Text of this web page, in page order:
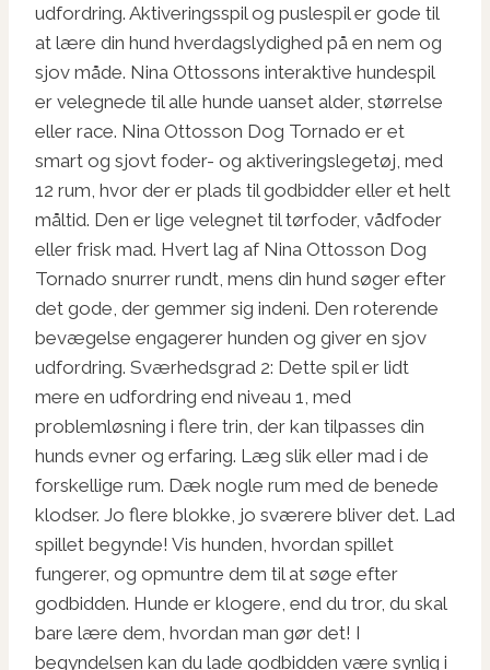
udfordring. Aktiveringsspil og puslespil er gode til
at lære din hund hverdagslydighed på en nem og
sjov måde. Nina Ottossons interaktive hundespil
er velegnede til alle hunde uanset alder, størrelse
eller race. Nina Ottosson Dog Tornado er et
smart og sjovt foder- og aktiveringslegetøj, med
12 rum, hvor der er plads til godbidder eller et helt
måltid. Den er lige velegnet til tørfoder, vådfoder
eller frisk mad. Hvert lag af Nina Ottosson Dog
Tornado snurrer rundt, mens din hund søger efter
det gode, der gemmer sig indeni. Den roterende
bevægelse engagerer hunden og giver en sjov
udfordring. Sværhedsgrad 2: Dette spil er lidt
mere en udfordring end niveau 1, med
problemløsning i flere trin, der kan tilpasses din
hunds evner og erfaring. Læg slik eller mad i de
forskellige rum. Dæk nogle rum med de benede
klodser. Jo flere blokke, jo sværere bliver det. Lad
spillet begynde! Vis hunden, hvordan spillet
fungerer, og opmuntre dem til at søge efter
godbidden. Hunde er klogere, end du tror, du skal
bare lære dem, hvordan man gør det! I
begyndelsen kan du lade godbidden være synlig i